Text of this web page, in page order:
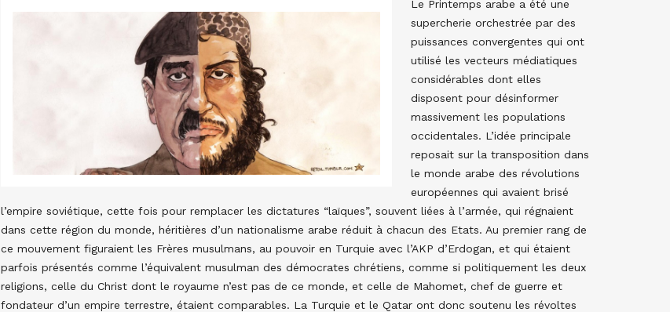
Le Printemps arabe a été une
supercherie orchestrée par des
puissances convergentes qui ont
utilisé les vecteurs médiatiques
considérables dont elles
disposent pour désinformer
massivement les populations
occidentales. L’idée principale
reposait sur la transposition dans
le monde arabe des révolutions
européennes qui avaient brisé
l’empire soviétique, cette fois pour remplacer les dictatures “laïques”, souvent liées à l’armée, qui régnaient
dans cette région du monde, héritières d’un nationalisme arabe réduit à chacun des Etats. Au premier rang de
ce mouvement figuraient les Frères musulmans, au pouvoir en Turquie avec l’AKP d’Erdogan, et qui étaient
parfois présentés comme l’équivalent musulman des démocrates chrétiens, comme si politiquement les deux
religions, celle du Christ dont le royaume n’est pas de ce monde, et celle de Mahomet, chef de guerre et
fondateur d’un empire terrestre, étaient comparables. La Turquie et le Qatar ont donc soutenu les révoltes